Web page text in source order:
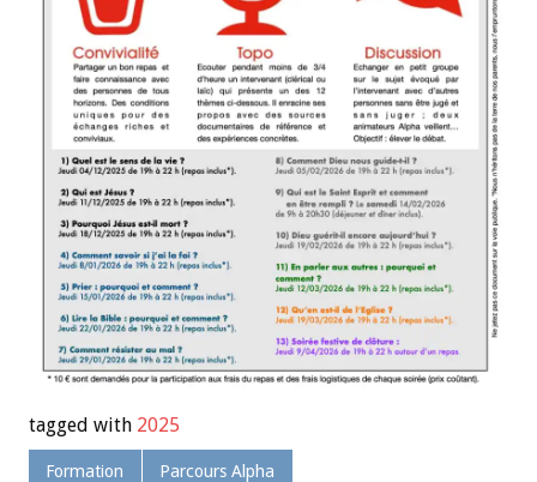
tagged with 2025
Formation Parcours Alpha